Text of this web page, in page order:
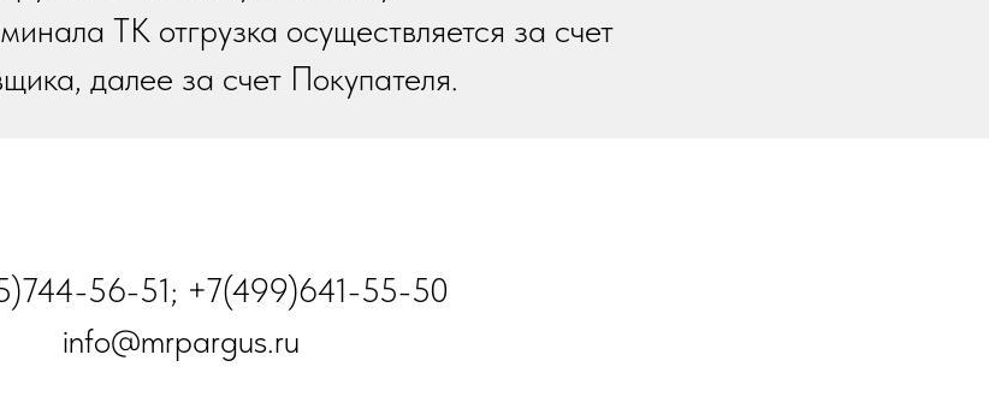
ТК отгрузка осуществляется за счет
далее за счет Покупателя.
56-51; +7(499)641-55-50
info@mrpargus.ru